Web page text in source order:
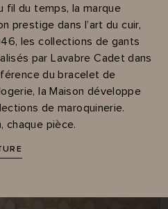
fil du temps, la marque
prestige dans l’art du cuir,
les collections de gants
par Lavabre Cadet dans
du bracelet de
la Maison développe
de maroquinerie.
chaque pièce.